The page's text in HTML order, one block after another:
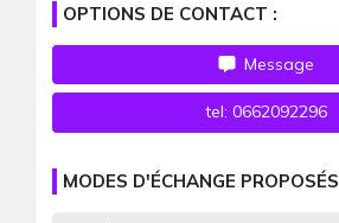
OPTIONS DE CONTACT :
Message
tel: 0662092296
MODES D'ÉCHANGE PROPOSÉS